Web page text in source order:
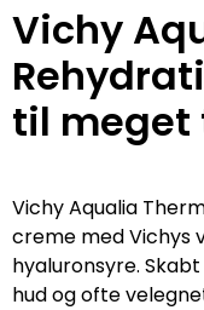
Vichy
til meget
Vichy Aqualia
creme med Vichys
hyaluronsyre.
hud og ofte